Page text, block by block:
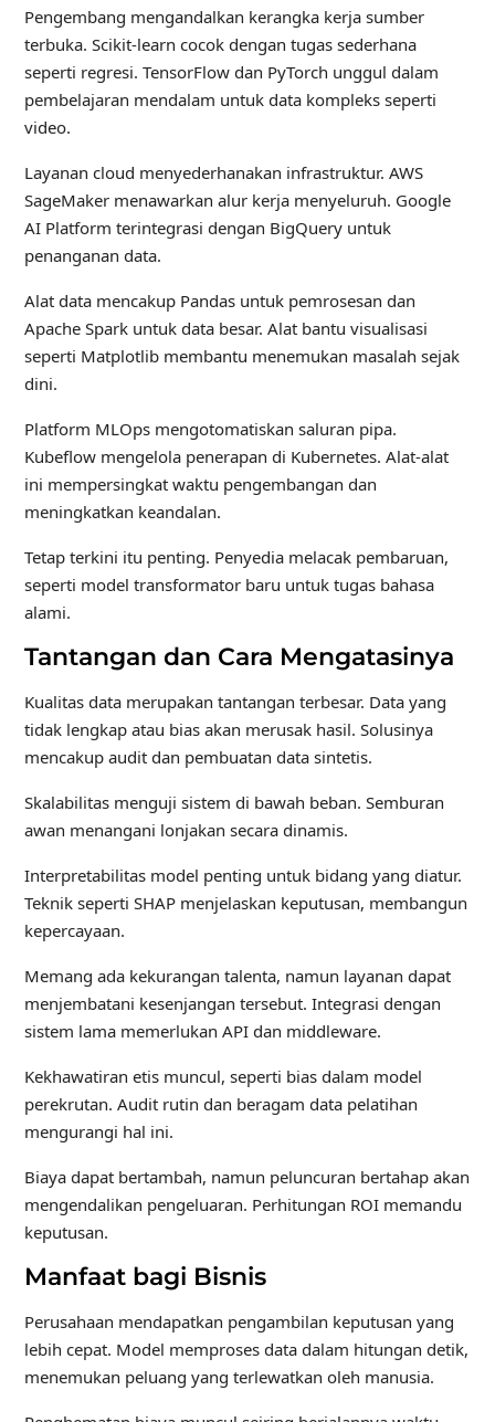
Pengembang mengandalkan kerangka kerja sumber
terbuka. Scikit-learn cocok dengan tugas sederhana
seperti regresi. TensorFlow dan PyTorch unggul dalam
pembelajaran mendalam untuk data kompleks seperti
video.
Layanan cloud menyederhanakan infrastruktur. AWS
SageMaker menawarkan alur kerja menyeluruh. Google
AI Platform terintegrasi dengan BigQuery untuk
penanganan data.
Alat data mencakup Pandas untuk pemrosesan dan
Apache Spark untuk data besar. Alat bantu visualisasi
seperti Matplotlib membantu menemukan masalah sejak
dini.
Platform MLOps mengotomatiskan saluran pipa.
Kubeflow mengelola penerapan di Kubernetes. Alat-alat
ini mempersingkat waktu pengembangan dan
meningkatkan keandalan.
Tetap terkini itu penting. Penyedia melacak pembaruan,
seperti model transformator baru untuk tugas bahasa
alami.
Tantangan dan Cara Mengatasinya
Kualitas data merupakan tantangan terbesar. Data yang
tidak lengkap atau bias akan merusak hasil. Solusinya
mencakup audit dan pembuatan data sintetis.
Skalabilitas menguji sistem di bawah beban. Semburan
awan menangani lonjakan secara dinamis.
Interpretabilitas model penting untuk bidang yang diatur.
Teknik seperti SHAP menjelaskan keputusan, membangun
kepercayaan.
Memang ada kekurangan talenta, namun layanan dapat
menjembatani kesenjangan tersebut. Integrasi dengan
sistem lama memerlukan API dan middleware.
Kekhawatiran etis muncul, seperti bias dalam model
perekrutan. Audit rutin dan beragam data pelatihan
mengurangi hal ini.
Biaya dapat bertambah, namun peluncuran bertahap akan
mengendalikan pengeluaran. Perhitungan ROI memandu
keputusan.
Manfaat bagi Bisnis
Perusahaan mendapatkan pengambilan keputusan yang
lebih cepat. Model memproses data dalam hitungan detik,
menemukan peluang yang terlewatkan oleh manusia.